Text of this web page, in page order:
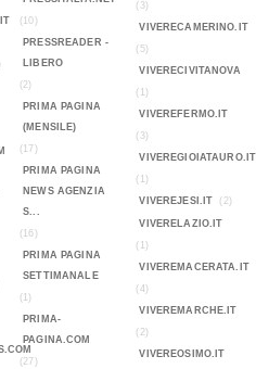
(10)
PRESSREADER -
LIBERO
(2)
PRIMA PAGINA
(MENSILE)
(17)
PRIMA PAGINA
NEWS AGENZIA
S...
(16)
PRIMA PAGINA
SETTIMANALE
(1)
PRIMA-
PAGINA.COM
(27)
(3)
VIVERECAMERINO.IT
(5)
VIVERECIVITANOVA
(1)
VIVEREFERMO.IT
(3)
VIVEREGIOIATAURO.IT
(1)
VIVEREJESI.IT
(2)
VIVERELAZIO.IT
(1)
VIVEREMACERATA.IT
(4)
VIVEREMARCHE.IT
(2)
VIVEREOSIMO.IT